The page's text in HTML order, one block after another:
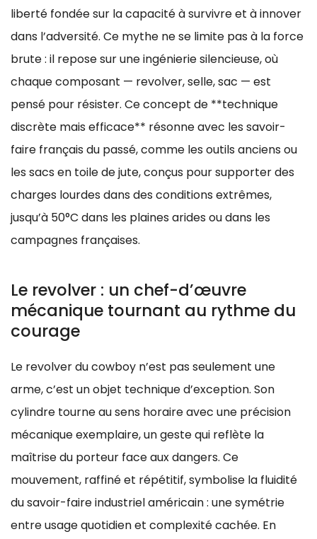
liberté fondée sur la capacité à survivre et à innover
dans l’adversité. Ce mythe ne se limite pas à la force
brute : il repose sur une ingénierie silencieuse, où
chaque composant — revolver, selle, sac — est
pensé pour résister. Ce concept de **technique
discrète mais efficace** résonne avec les savoir-
faire français du passé, comme les outils anciens ou
les sacs en toile de jute, conçus pour supporter des
charges lourdes dans des conditions extrêmes,
jusqu’à 50°C dans les plaines arides ou dans les
campagnes françaises.
Le revolver : un chef-d’œuvre
mécanique tournant au rythme du
courage
Le revolver du cowboy n’est pas seulement une
arme, c’est un objet technique d’exception. Son
cylindre tourne au sens horaire avec une précision
mécanique exemplaire, un geste qui reflète la
maîtrise du porteur face aux dangers. Ce
mouvement, raffiné et répétitif, symbolise la fluidité
du savoir-faire industriel américain : une symétrie
entre usage quotidien et complexité cachée. En